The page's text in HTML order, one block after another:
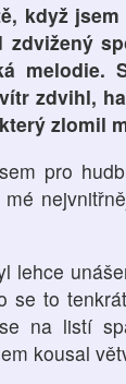
když
melodie.
zdvihl,
zlomil
pro
lehce
se to
na listí
kousal